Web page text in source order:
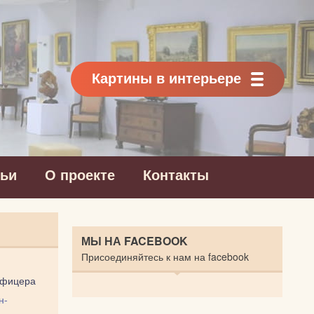
Картины в интерьере
О проекте Контакты
МЫ НА FACEBOOK
Присоединяйтесь к нам на facebook